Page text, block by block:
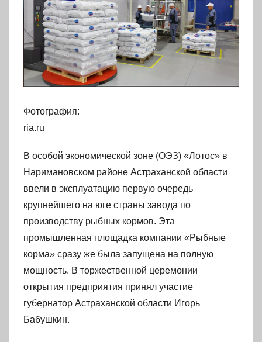
Фотография:
ria.ru
В особой экономической зоне (ОЭЗ) «Лотос» в
Наримановском районе Астраханской области
ввели в эксплуатацию первую очередь
крупнейшего на юге страны завода по
производству рыбных кормов. Эта
промышленная площадка компании «Рыбные
корма» сразу же была запущена на полную
мощность. В торжественной церемонии
открытия предприятия принял участие
губернатор Астраханской области Игорь
Бабушкин.